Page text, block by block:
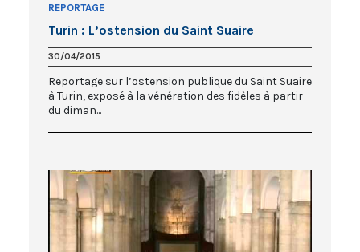
REPORTAGE
Turin : L’ostension du Saint Suaire
30/04/2015
Reportage sur l’ostension publique du Saint Suaire
à Turin, exposé à la vénération des fidèles à partir
du diman...